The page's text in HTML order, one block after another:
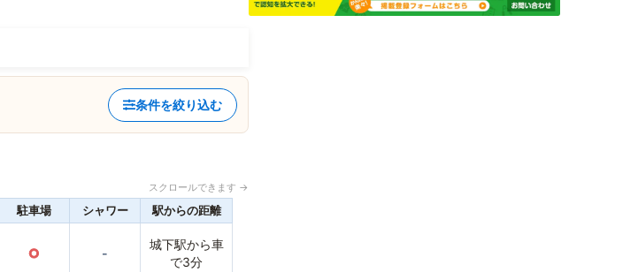
条件を絞り込む
スクロールできます →
駐車場 シャワー 駅からの距離
○ -
城下駅から車
で3分